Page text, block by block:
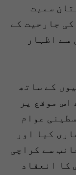
سمیت
جارحیت کے
سے اظہار
کے ساتھ
موقع پر
عوام
کیا اور
سے کراچی
کا انعقاد